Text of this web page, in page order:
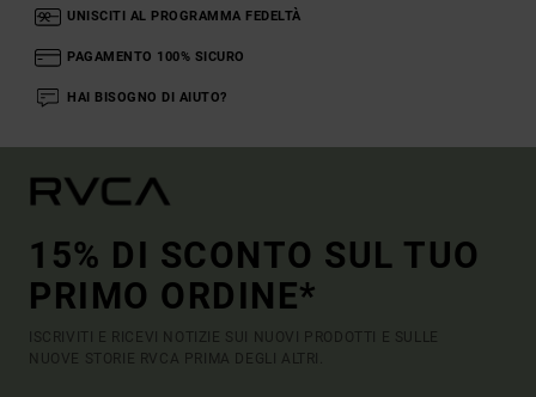
UNISCITI AL PROGRAMMA FEDELTÀ
PAGAMENTO 100% SICURO
HAI BISOGNO DI AIUTO?
15% DI SCONTO SUL TUO
PRIMO ORDINE*
ISCRIVITI E RICEVI NOTIZIE SUI NUOVI PRODOTTI E SULLE
NUOVE STORIE RVCA PRIMA DEGLI ALTRI.